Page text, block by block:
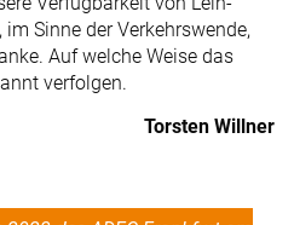
Sinne der Verkehrswende,
Auf welche Weise das
verfolgen.
Torsten Willner